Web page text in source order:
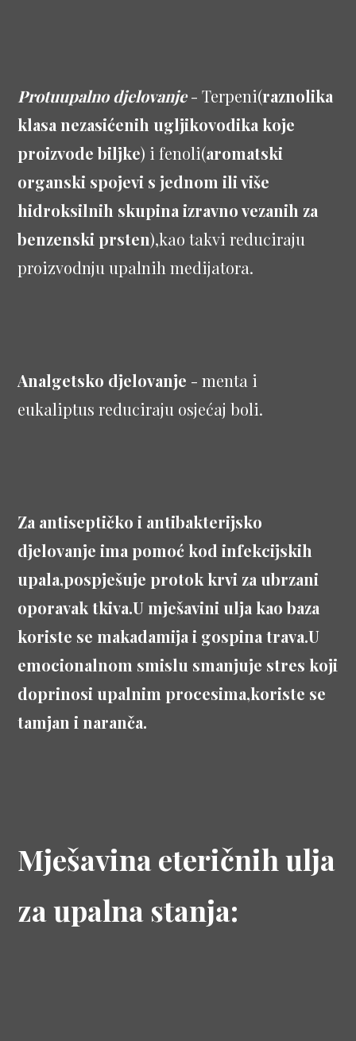
Protuupalno djelovanje- Terpeni(raznolika
klasa nezasićenih ugljikovodika koje
proizvode biljke) i fenoli(aromatski
organski spojevi s jednom ili više
hidroksilnih skupina izravno vezanih za
benzenski prsten),kao takvi reduciraju
proizvodnju upalnih medijatora.
Analgetsko djelovanje - menta i
eukaliptus reduciraju osjećaj boli.
Za antiseptičko i antibakterijsko
djelovanje ima pomoć kod infekcijskih
upala,pospješuje protok krvi za ubrzani
oporavak tkiva.U mješavini ulja kao baza
koriste se makadamija i gospina trava.U
emocionalnom smislu smanjuje stres koji
doprinosi upalnim procesima,koriste se
tamjan i naranča.
Mješavina eteričnih ulja
za upalna stanja: